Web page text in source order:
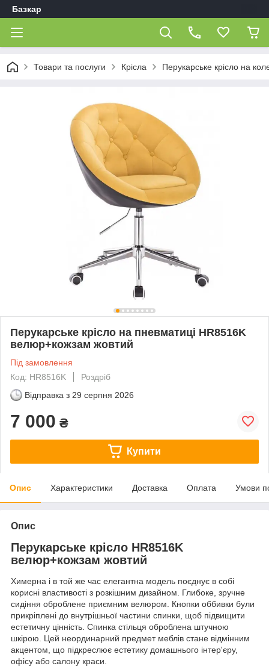
Базкар
Товари та послуги Крісла Перукарське крісло на
Перукарське крісло на пневматиці HR8516K
велюр+кожзам жовтий
Під замовлення
Код: HR8516K
Роздріб
Відправка з 29 серпня 2026
7 000 ₴
Купити
Опис Характеристики Доставка Оплата Умови
Опис
Перукарське крісло HR8516K
велюр+кожзам жовтий
Химерна і в той же час елегантна модель поєднує в собі
корисні властивості з розкішним дизайном. Глибоке, зручне
сидіння оброблене приємним велюром. Кнопки оббивки були
прикріплені до внутрішньої частини спинки, щоб підвищити
естетичну цінність. Спинка стільця оброблена штучною
шкірою. Цей неординарний предмет меблів стане відмінним
акцентом, що підкреслює естетику домашнього інтер'єру,
офісу або салону краси.